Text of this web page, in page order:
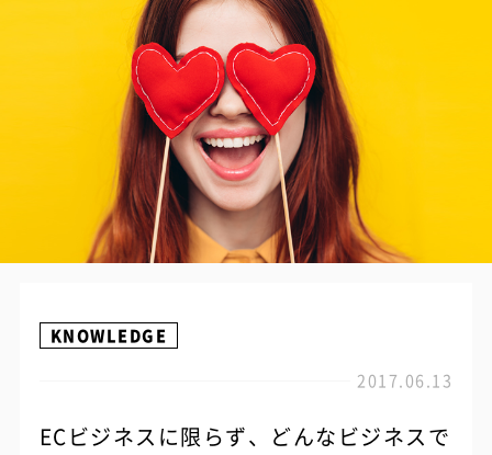
KNOWLEDGE
2017.06.13
ECビジネスに限らず、どんなビジネスで